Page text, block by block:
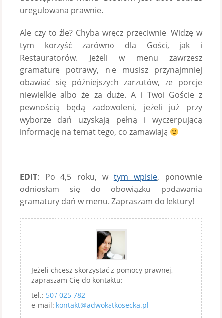
uregulowana prawnie.
Ale czy to źle? Chyba wręcz przeciwnie. Widzę w
tym korzyść zarówno dla Gości, jak i
Restauratorów. Jeżeli w menu zawrzesz
gramaturę potrawy, nie musisz przynajmniej
obawiać się późniejszych zarzutów, że porcje
niewielkie albo że za duże. A i Twoi Goście z
pewnością będą zadowoleni, jeżeli już przy
wyborze dań uzyskają pełną i wyczerpującą
informację na temat tego, co zamawiają
EDIT: Po 4,5 roku, w tym wpisie, ponownie
odniosłam się do obowiązku podawania
gramatury dań w menu. Zapraszam do lektury!
Jeżeli chcesz skorzystać z pomocy prawnej,
zapraszam Cię do kontaktu:
tel.: 507 025 782
e-mail: kontakt@adwokatkosecka.pl